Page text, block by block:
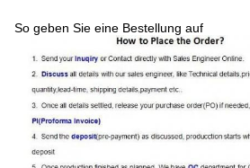
So geben Sie eine Bestellung auf